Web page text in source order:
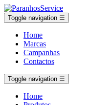
Toggle navigation ☰
Home
Marcas
Campanhas
Contactos
Toggle navigation ☰
Home